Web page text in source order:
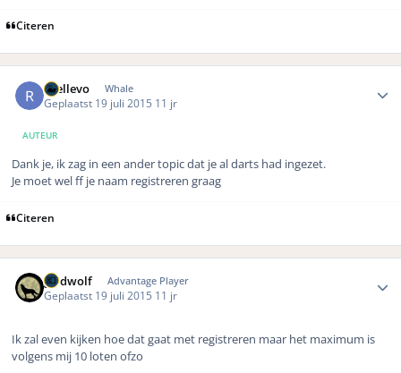
Citeren
rhellevo Whale
Geplaatst 19 juli 2015 11 jr
AUTEUR
Dank je, ik zag in een ander topic dat je al darts had ingezet.
Je moet wel ff je naam registreren graag
Citeren
geldwolf Advantage Player
Geplaatst 19 juli 2015 11 jr
Ik zal even kijken hoe dat gaat met registreren maar het maximum is
volgens mij 10 loten ofzo